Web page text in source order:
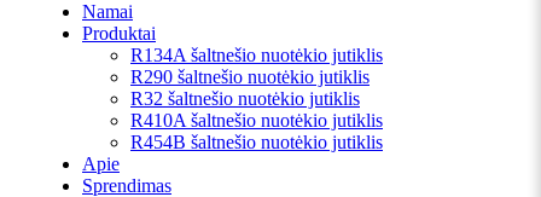
Namai
Produktai
R134A šaltnešio nuotėkio jutiklis
R290 šaltnešio nuotėkio jutiklis
R32 šaltnešio nuotėkio jutiklis
R410A šaltnešio nuotėkio jutiklis
R454B šaltnešio nuotėkio jutiklis
Apie
Sprendimas